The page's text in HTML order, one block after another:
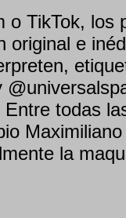
o TikTok, los
original e
todas
la